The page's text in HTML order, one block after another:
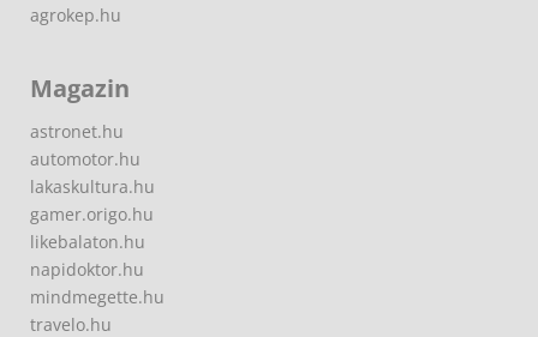
agrokep.hu
Magazin
astronet.hu
automotor.hu
lakaskultura.hu
gamer.origo.hu
likebalaton.hu
napidoktor.hu
mindmegette.hu
travelo.hu